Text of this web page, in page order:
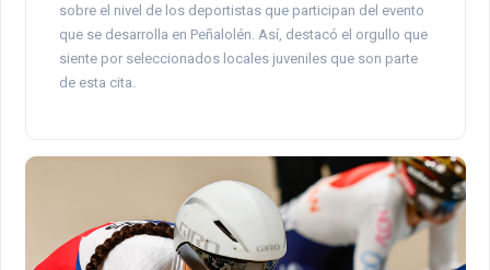
sobre el nivel de los deportistas que participan del evento
que se desarrolla en Peñalolén. Así, destacó el orgullo que
siente por seleccionados locales juveniles que son parte
de esta cita.